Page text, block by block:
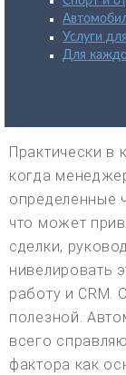
Услуги
Для
Практически в
когда
определенные
что может
сделки,
нивелировать
работу и
полезной.
всего
фактора как